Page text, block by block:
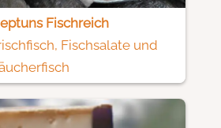
Fischreich
Fischsalate und